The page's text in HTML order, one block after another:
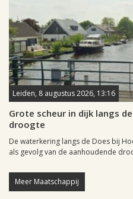
Leiden, 8 augustus 2026, 13:16
Grote scheur in dijk langs
droogte
De waterkering langs de Does bij
als gevolg van de aanhoudende
Meer Maatschappij